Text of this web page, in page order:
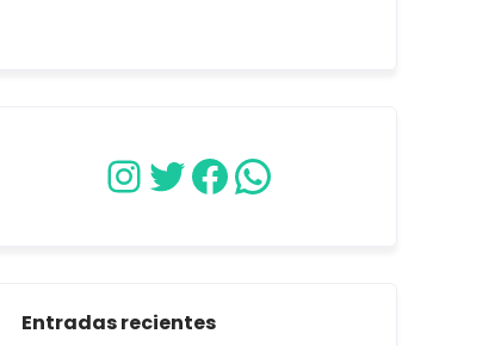
Instagram
Twitter
Facebook
WhatsApp
Entradas recientes